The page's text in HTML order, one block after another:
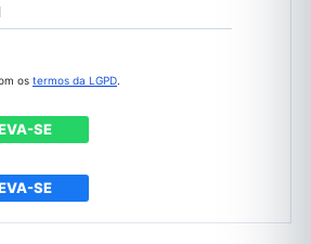
os termos da LGPD.
SE
SE